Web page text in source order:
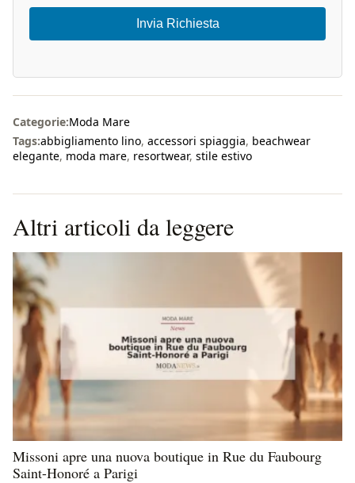
Invia Richiesta
Categorie:Moda Mare
Tags:abbigliamento lino, accessori spiaggia, beachwear
elegante, moda mare, resortwear, stile estivo
Altri articoli da leggere
Missoni apre una nuova boutique in Rue du Faubourg
Saint-Honoré a Parigi